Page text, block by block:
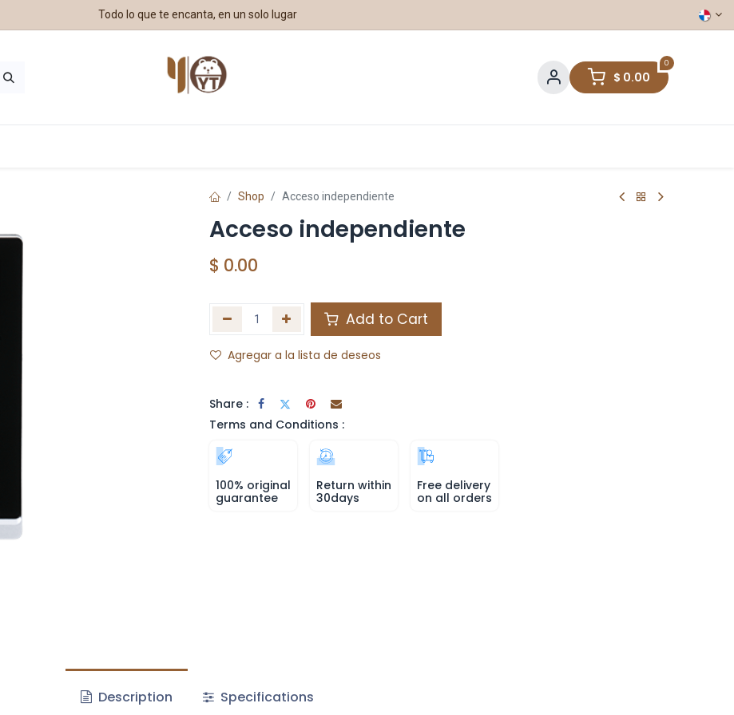
Todo lo que te encanta, en un solo lugar
0
$ 0.00
Shop Acceso independiente
Acceso independiente
$ 0.00
Add to Cart
Agregar a la lista de deseos
Share :
Terms and Conditions :
100% original
guarantee
Return within
30days
Free delivery
on all orders
Description Specifications